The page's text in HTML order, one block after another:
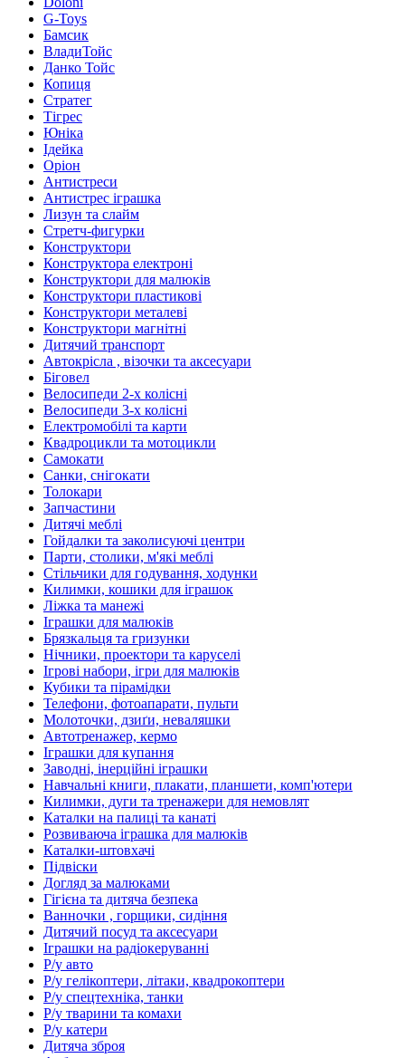
G-Toys
Бамсик
ВладиТойс
Данко Тойс
Копиця
Стратег
Тігрес
Юніка
Ідейка
Оріон
Антистреси
Антистрес іграшка
Лизун та слайм
Стретч-фигурки
Конструктори
Конструктора електроні
Конструктори для малюків
Конструктори пластикові
Конструктори металеві
Конструктори магнітні
Дитячий транспорт
Автокрісла , візочки та аксесуари
Біговел
Велосипеди 2-х колісні
Велосипеди 3-х колісні
Електромобілі та карти
Квадроцикли та мотоцикли
Самокати
Санки, снігокати
Толокари
Запчастини
Дитячі меблі
Гойдалки та заколисуючі центри
Парти, столики, м'які меблі
Стільчики для годування, ходунки
Килимки, кошики для іграшок
Ліжка та манежі
Іграшки для малюків
Брязкальця та гризунки
Нічники, проектори та каруселі
Ігрові набори, ігри для малюків
Кубики та пірамідки
Телефони, фотоапарати, пульти
Молоточки, дзиґи, неваляшки
Автотренажер, кермо
Іграшки для купання
Заводні, інерційні іграшки
Навчальні книги, плакати, планшети, комп'ютери
Килимки, дуги та тренажери для немовлят
Каталки на палиці та канаті
Розвиваюча іграшка для малюків
Каталки-штовхачі
Підвіски
Догляд за малюками
Гігієна та дитяча безпека
Ванночки , горщики, сидіння
Дитячий посуд та аксесуари
Іграшки на радіокеруванні
Р/у авто
Р/у гелікоптери, літаки, квадрокоптери
Р/у спецтехніка, танки
Р/у тварини та комахи
Р/у катери
Дитяча зброя